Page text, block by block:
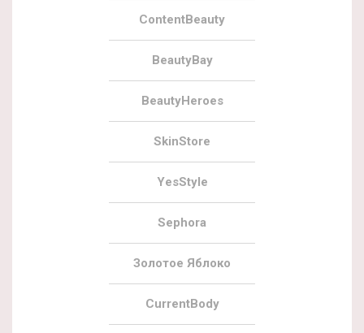
ContentBeauty
BeautyBay
BeautyHeroes
SkinStore
YesStyle
Sephora
Золотое Яблоко
CurrentBody